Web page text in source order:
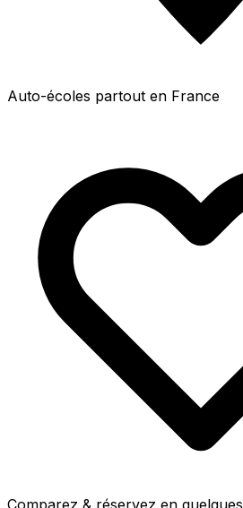
Auto-écoles partout en France
Comparez & réservez en